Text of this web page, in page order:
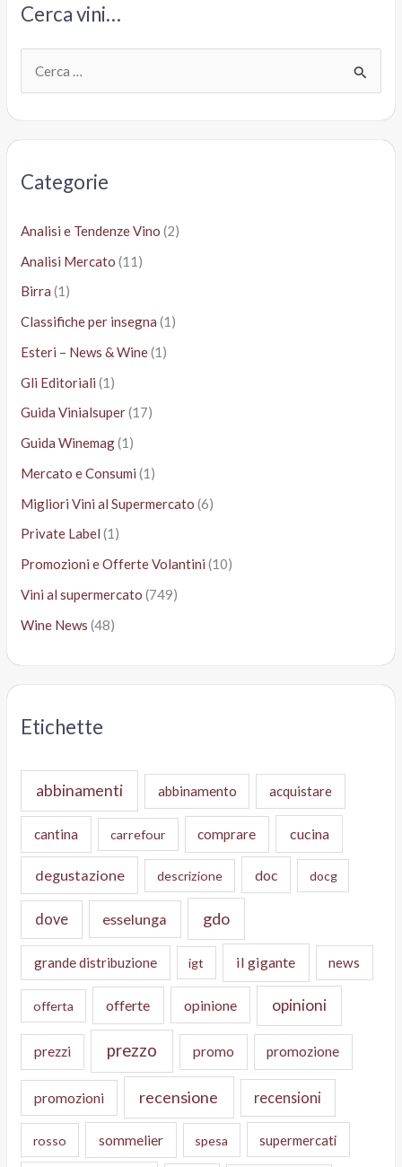
e
Cerca vini…
Categorie
Analisi e Tendenze Vino (2)
Analisi Mercato (11)
Birra (1)
Classifiche per insegna (1)
Esteri – News & Wine(1)
Gli Editoriali (1)
Guida Vinialsuper(17)
Guida Winemag(1)
Mercato e Consumi (1)
Migliori Vini al Supermercato (6)
Private Label (1)
Promozioni e Offerte Volantini (10)
Vini al supermercato (749)
Wine News (48)
Etichette
abbinamenti abbinamento acquistare
cantina carrefour comprare cucina
degustazione descrizione doc docg
dove esselunga gdo
grande distribuzione igt il gigante news
offerta offerte opinione opinioni
prezzi prezzo promo promozione
promozioni recensione recensioni
rosso sommelier spesa supermercati